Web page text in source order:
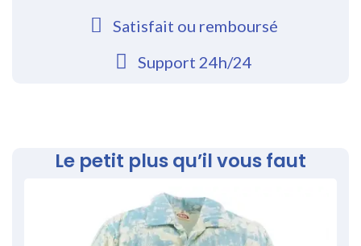
Satisfait ou remboursé
Support 24h/24
Le petit plus qu’il vous faut